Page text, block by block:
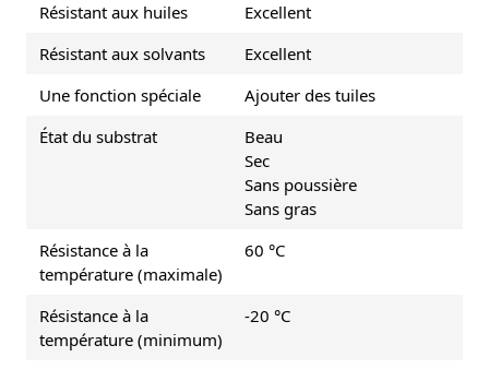
Résistant aux huiles
Excellent
Résistant aux solvants
Excellent
Une fonction spéciale
Ajouter des tuiles
État du substrat
Beau
Sec
Sans poussière
Sans gras
Résistance à la
température (maximale)
60 °C
Résistance à la
température (minimum)
-20 °C